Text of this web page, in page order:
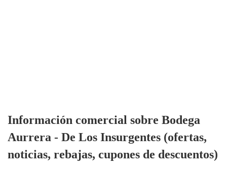
Información comercial sobre Bodega
Aurrera - De Los Insurgentes (ofertas,
noticias, rebajas, cupones de descuentos)